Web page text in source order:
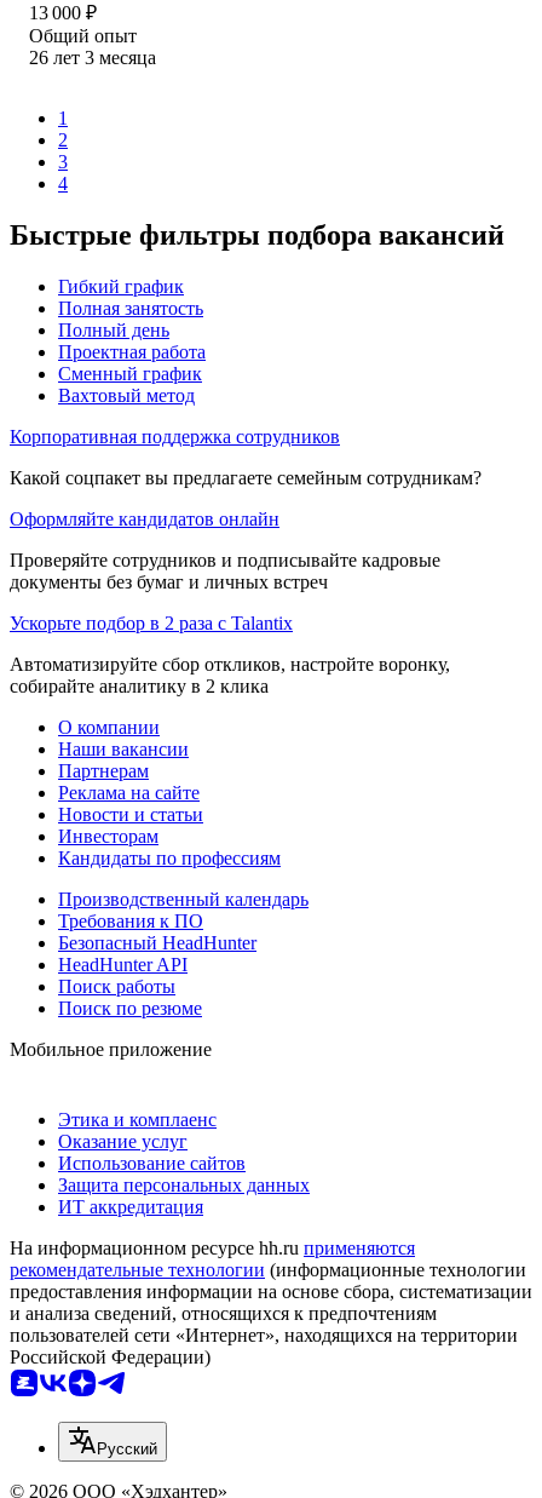
13 000 ₽
Общий опыт
26 лет 3 месяца
1
2
3
4
Быстрые фильтры подбора вакансий
Гибкий график
Полная занятость
Полный день
Проектная работа
Сменный график
Вахтовый метод
Корпоративная поддержка сотрудников
Какой соцпакет вы предлагаете семейным сотрудникам?
Оформляйте кандидатов онлайн
Проверяйте сотрудников и подписывайте кадровые
документы без бумаг и личных встреч
Ускорьте подбор в 2 раза с Talantix
Автоматизируйте сбор откликов, настройте воронку,
собирайте аналитику в 2 клика
О компании
Наши вакансии
Партнерам
Реклама на сайте
Новости и статьи
Инвесторам
Кандидаты по профессиям
Производственный календарь
Требования к ПО
Безопасный HeadHunter
HeadHunter API
Поиск работы
Поиск по резюме
Мобильное приложение
Этика и комплаенс
Оказание услуг
Использование сайтов
Защита персональных данных
ИТ аккредитация
На информационном ресурсе hh.ru применяются
рекомендательные технологии (информационные технологии
предоставления информации на основе сбора, систематизации
и анализа сведений, относящихся к предпочтениям
пользователей сети «Интернет», находящихся на территории
Российской Федерации)
Русский
© 2026 ООО «Хэдхантер»